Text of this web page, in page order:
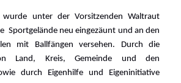
unter der Vorsitzenden Waltraut
Sportgelände neu eingezäunt und an den
mit Ballfängen versehen. Durch die
Land, Kreis, Gemeinde und den
durch Eigenhilfe und Eigeninitiative